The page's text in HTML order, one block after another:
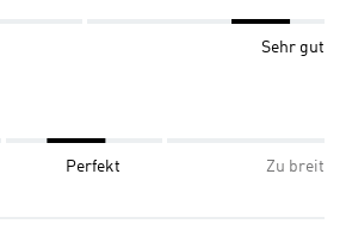
Sehr gut
Perfekt Zu breit